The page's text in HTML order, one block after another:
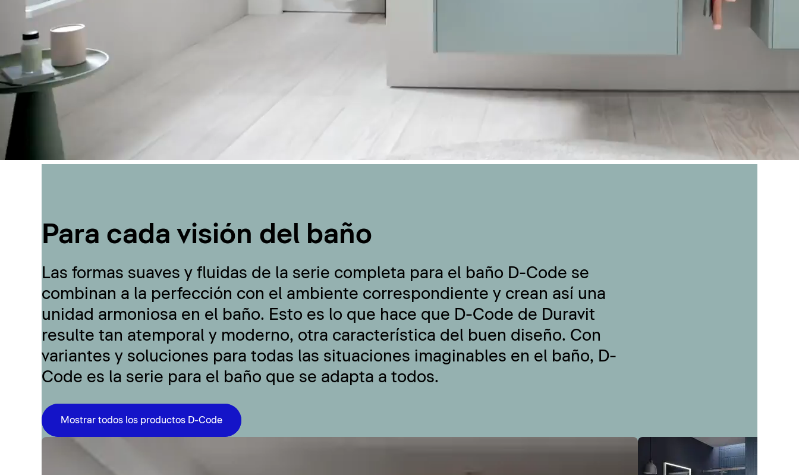
Para cada visión del baño
Las formas suaves y fluidas de la serie completa para el baño D-Code se
combinan a la perfección con el ambiente correspondiente y crean así una
unidad armoniosa en el baño. Esto es lo que hace que D-Code de Duravit
resulte tan atemporal y moderno, otra característica del buen diseño. Con
variantes y soluciones para todas las situaciones imaginables en el baño, D-
Code es la serie para el baño que se adapta a todos.
Mostrar todos los productos D-Code